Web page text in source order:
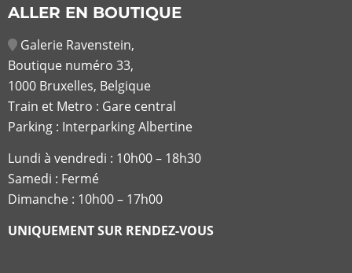
ALLER EN BOUTIQUE
Galerie Ravenstein,
Boutique numéro 33,
1000 Bruxelles, Belgique
Train et Metro : Gare central
Parking : Interparking Albertine
Lundi à vendredi : 10h00 – 18h30
Samedi : Fermé
Dimanche : 10h00 – 17h00
UNIQUEMENT SUR RENDEZ-VOUS